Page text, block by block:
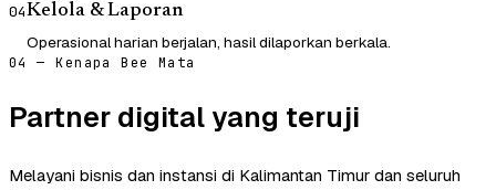
04Kelola & Laporan
Operasional harian berjalan, hasil dilaporkan berkala.
04 — Kenapa Bee Mata
Partner digital yang teruji
Melayani bisnis dan instansi di Kalimantan Timur dan seluruh